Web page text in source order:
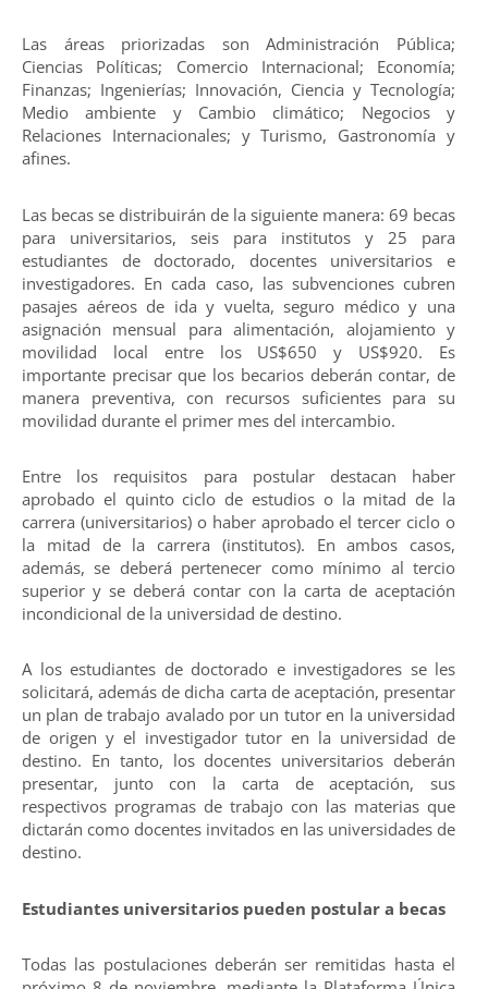
Las áreas priorizadas son Administración Pública;
Ciencias Políticas; Comercio Internacional; Economía;
Finanzas; Ingenierías; Innovación, Ciencia y Tecnología;
Medio ambiente y Cambio climático; Negocios y
Relaciones Internacionales; y Turismo, Gastronomía y
afines.
Las becas se distribuirán de la siguiente manera: 69 becas
para universitarios, seis para institutos y 25 para
estudiantes de doctorado, docentes universitarios e
investigadores. En cada caso, las subvenciones cubren
pasajes aéreos de ida y vuelta, seguro médico y una
asignación mensual para alimentación, alojamiento y
movilidad local entre los US$650 y US$920. Es
importante precisar que los becarios deberán contar, de
manera preventiva, con recursos suficientes para su
movilidad durante el primer mes del intercambio.
Entre los requisitos para postular destacan haber
aprobado el quinto ciclo de estudios o la mitad de la
carrera (universitarios) o haber aprobado el tercer ciclo o
la mitad de la carrera (institutos). En ambos casos,
además, se deberá pertenecer como mínimo al tercio
superior y se deberá contar con la carta de aceptación
incondicional de la universidad de destino.
A los estudiantes de doctorado e investigadores se les
solicitará, además de dicha carta de aceptación, presentar
un plan de trabajo avalado por un tutor en la universidad
de origen y el investigador tutor en la universidad de
destino. En tanto, los docentes universitarios deberán
presentar, junto con la carta de aceptación, sus
respectivos programas de trabajo con las materias que
dictarán como docentes invitados en las universidades de
destino.
Estudiantes universitarios pueden postular a becas
Todas las postulaciones deberán ser remitidas hasta el